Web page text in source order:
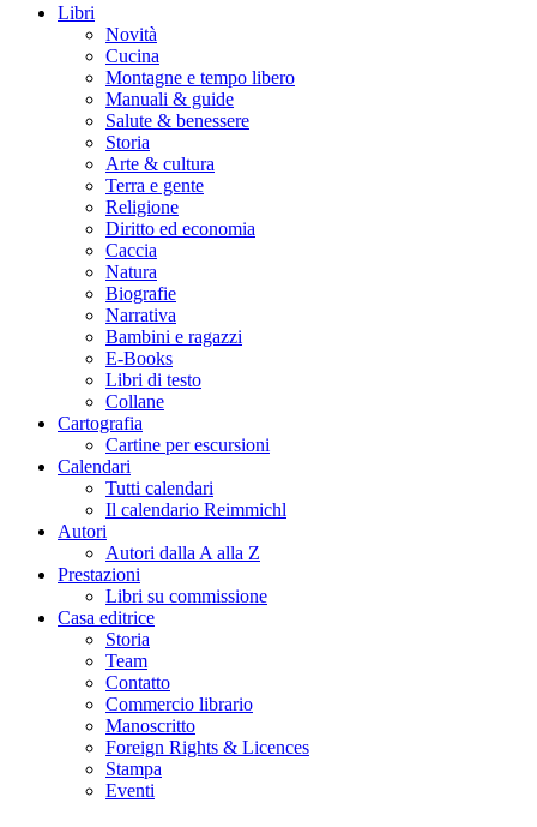
Libri
Novità
Cucina
Montagne e tempo libero
Manuali & guide
Salute & benessere
Storia
Arte & cultura
Terra e gente
Religione
Diritto ed economia
Caccia
Natura
Biografie
Narrativa
Bambini e ragazzi
E-Books
Libri di testo
Collane
Cartografia
Cartine per escursioni
Calendari
Tutti calendari
Il calendario Reimmichl
Autori
Autori dalla A alla Z
Prestazioni
Libri su commissione
Casa editrice
Storia
Team
Contatto
Commercio librario
Manoscritto
Foreign Rights & Licences
Stampa
Eventi